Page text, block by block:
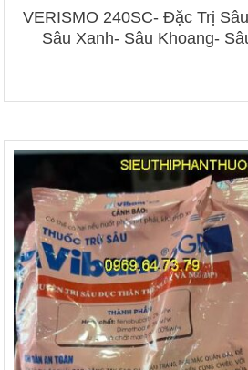
VERISMO 240SC- Đặc Trị
Sâu Xanh- Sâu Khoang-